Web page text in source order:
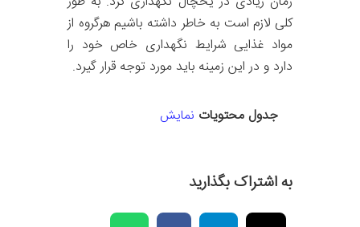
کلی لازم است به خاطر داشته باشیم هرگروه از
مواد غذایی شرایط نگهداری خاص خود را
دارد و در این زمینه باید مورد توجه قرار گیرد.
جدول محتویات نمایش
به اشتراک بگذارید